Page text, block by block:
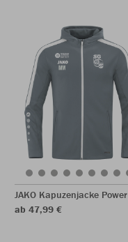
JAKO Kapuzenjacke Power
ab 47,99 €